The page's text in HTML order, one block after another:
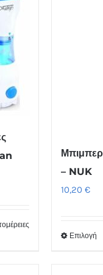
– NUK
10,20 €
Επιλογή